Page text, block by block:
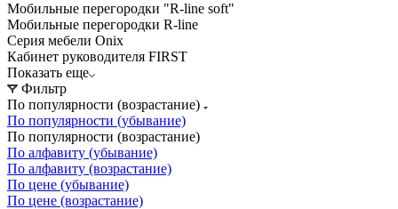
Мобильные перегородки "R-line soft"
Мобильные перегородки R-line
Серия мебели Onix
Кабинет руководителя FIRST
Показать еще
Фильтр
По популярности (возрастание)
По популярности (убывание)
По популярности (возрастание)
По алфавиту (убывание)
По алфавиту (возрастание)
По цене (убывание)
По цене (возрастание)